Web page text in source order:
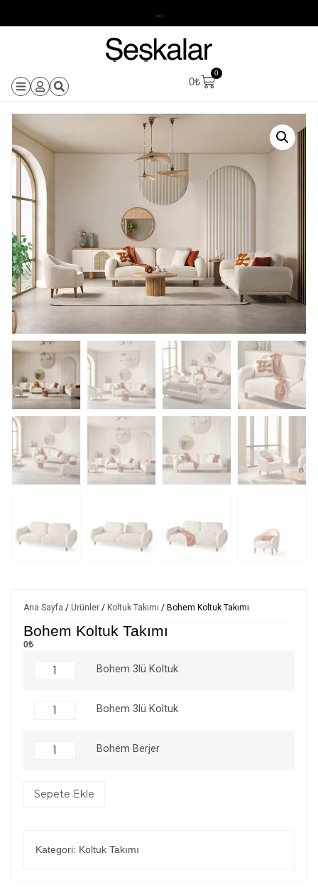
0₺
0
Ana Sayfa / Ürünler / Koltuk Takımı / Bohem Koltuk Takımı
Bohem Koltuk Takımı
0₺
Bohem 3lü Koltuk
Bohem 3lü Koltuk
Bohem Berjer
Sepete Ekle
Kategori: Koltuk Takımı